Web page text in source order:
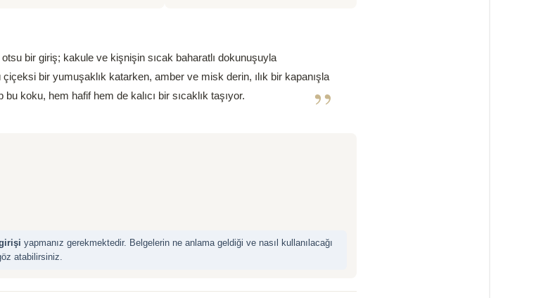
bir giriş; kakule ve kişnişin sıcak baharatlı dokunuşuyla
bir yumuşaklık katarken, amber ve misk derin, ılık bir kapanışla
koku, hem hafif hem de kalıcı bir sıcaklık taşıyor.
”
yapmanız gerekmektedir. Belgelerin ne anlama geldiği ve nasıl kullanılacağı
atabilirsiniz.